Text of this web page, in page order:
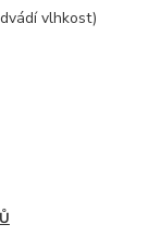
vlhkost)